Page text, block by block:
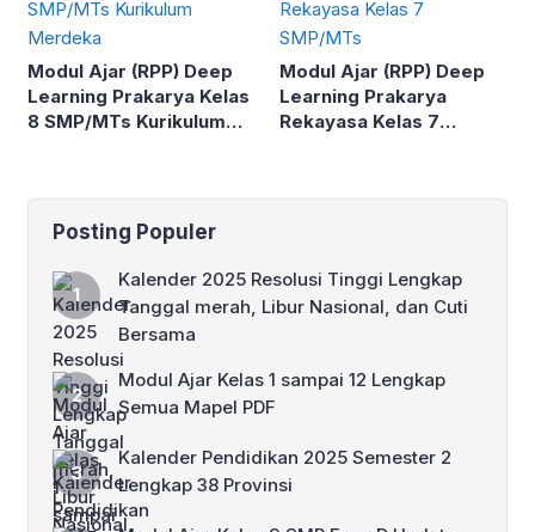
Modul Ajar (RPP) Deep
Learning Prakarya Kelas
8 SMP/MTs Kurikulum
Modul Ajar (RPP) Deep
Learning Prakarya
Rekayasa Kelas 7
Posting Populer
Kalender 2025 Resolusi Tinggi Lengkap
Tanggal merah, Libur Nasional, dan Cuti
Bersama
Modul Ajar Kelas 1 sampai 12 Lengkap
Semua Mapel PDF
Kalender Pendidikan 2025 Semester 2
Lengkap 38 Provinsi